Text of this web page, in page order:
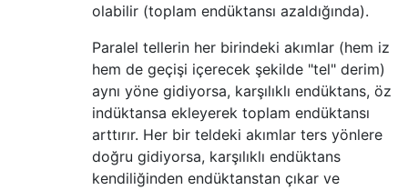
olabilir (toplam endüktansı azaldığında).
Paralel tellerin her birindeki akımlar (hem iz
hem de geçişi içerecek şekilde "tel" derim)
aynı yöne gidiyorsa, karşılıklı endüktans, öz
indüktansa ekleyerek toplam endüktansı
arttırır. Her bir teldeki akımlar ters yönlere
doğru gidiyorsa, karşılıklı endüktans
kendiliğinden endüktanstan çıkar ve